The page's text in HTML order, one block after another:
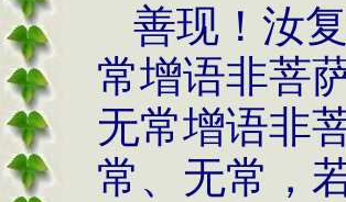
善现！汝
常增语非菩
无常增语非
常、无常，